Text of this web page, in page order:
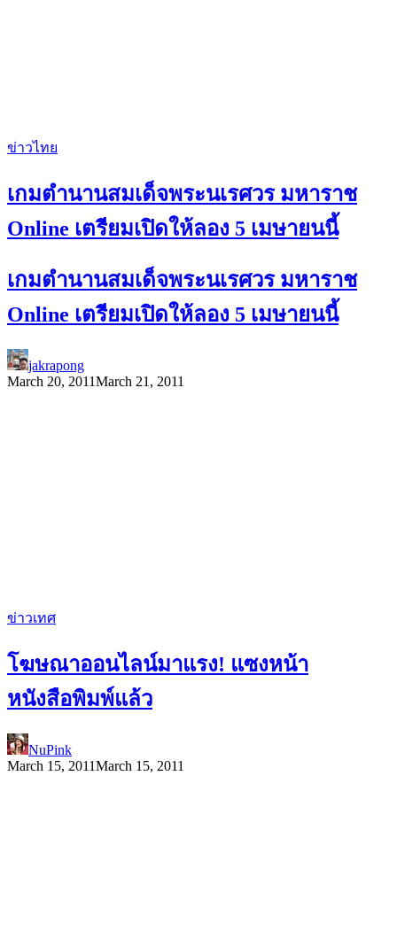
ข่าวไทย
เกมตำนานสมเด็จพระนเรศวร มหาราช
Online เตรียมเปิดให้ลอง 5 เมษายนนี้
เกมตำนานสมเด็จพระนเรศวร มหาราช
Online เตรียมเปิดให้ลอง 5 เมษายนนี้
jakrapong
March 20, 2011March 21, 2011
ข่าวเทศ
โฆษณาออนไลน์มาแรง! แซงหน้า
หนังสือพิมพ์แล้ว
NuPink
March 15, 2011March 15, 2011